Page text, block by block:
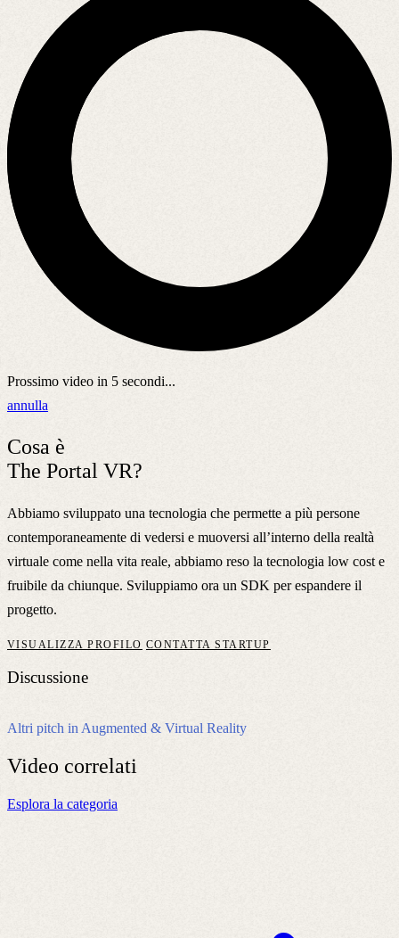
Prossimo video in 5 secondi...
annulla
Cosa è
The Portal VR?
Abbiamo sviluppato una tecnologia che permette a più persone
contemporaneamente di vedersi e muoversi all’interno della realtà
virtuale come nella vita reale, abbiamo reso la tecnologia low cost e
fruibile da chiunque. Sviluppiamo ora un SDK per espandere il
progetto.
VISUALIZZA PROFILO CONTATTA STARTUP
Discussione
Altri pitch in Augmented & Virtual Reality
Video correlati
Esplora la categoria